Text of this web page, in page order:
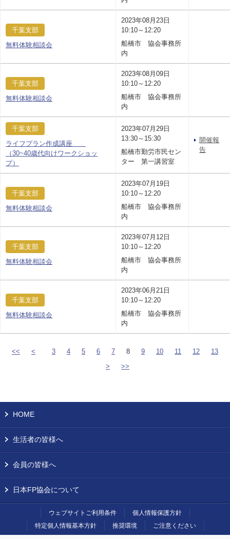
千葉支部
無料体験相談会
2023年08月23日
10:10～12:20
船橋市 協会事務所
内
千葉支部
無料体験相談会
2023年08月09日
10:10～12:20
船橋市 協会事務所
内
千葉支部
ライフプラン作成講座
（30~40歳代向けワークショッ
プ）
2023年07月29日
13:30～15:30
船橋市勤労市民セン
ター 第一講習室
開催報
告
千葉支部
無料体験相談会
2023年07月19日
10:10～12:20
船橋市 協会事務所
内
千葉支部
無料体験相談会
2023年07月12日
10:10～12:20
船橋市 協会事務所
内
千葉支部
無料体験相談会
2023年06月21日
10:10～12:20
船橋市 協会事務所
内
<< < 3 4 5 6 7 8 9 10 11 12
13
>
>>
HOME
生活者の皆様へ
会員の皆様へ
日本FP協会について
ウェブサイトご利用条件
個人情報保護方針
特定個人情報基本方針
推奨環境 ご注意ください